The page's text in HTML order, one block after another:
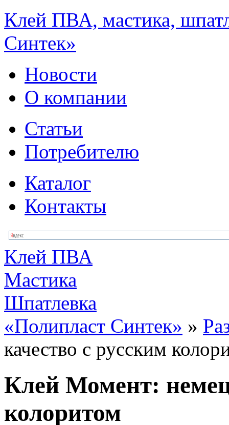
Клей ПВА, мастика,
Синтек»
Новости
О компании
Статьи
Потребителю
Каталог
Контакты
Клей ПВА
Мастика
Шпатлевка
«Полипласт Синтек» »
качество с русским
Клей Момент:
колоритом